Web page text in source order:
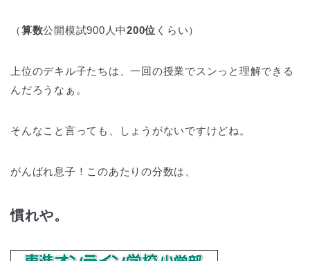
（算数公開模試900人中200位 くらい）
上位のデキル子たちは、一回の授業でスンっと理解できる
んだろうなぁ。
そんなこと言っても、しょうがないですけどね。
がんばれ息子！このあたりの分数は、
慣れや。